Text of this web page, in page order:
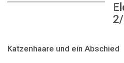
Katzenhaare und ein Abschied